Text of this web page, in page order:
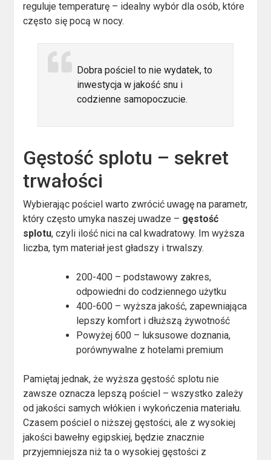
reguluje temperaturę – idealny wybór dla osób, które
często się pocą w nocy.
Dobra pościel to nie wydatek, to
inwestycja w jakość snu i
codzienne samopoczucie.
Gęstość splotu – sekret
trwałości
Wybierając pościel warto zwrócić uwagę na parametr,
który często umyka naszej uwadze – gęstość
splotu, czyli ilość nici na cal kwadratowy. Im wyższa
liczba, tym materiał jest gładszy i trwalszy.
200-400 – podstawowy zakres,
odpowiedni do codziennego użytku
400-600 – wyższa jakość, zapewniająca
lepszy komfort i dłuższą żywotność
Powyżej 600 – luksusowe doznania,
porównywalne z hotelami premium
Pamiętaj jednak, że wyższa gęstość splotu nie
zawsze oznacza lepszą pościel – wszystko zależy
od jakości samych włókien i wykończenia materiału.
Czasem pościel o niższej gęstości, ale z wysokiej
jakości bawełny egipskiej, będzie znacznie
przyjemniejsza niż ta o wysokiej gęstości z